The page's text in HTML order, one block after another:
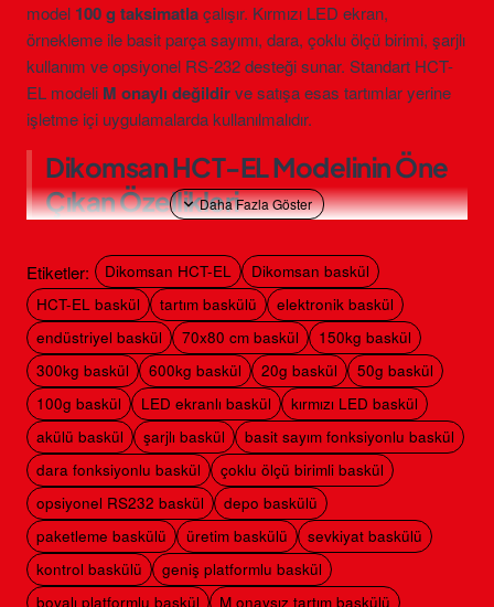
model 100 g taksimatlaçalışır. Kırmızı LED ekran,
örnekleme ile basit parça sayımı, dara, çoklu ölçü birimi, şarjlı
kullanım ve opsiyonel RS-232 desteği sunar. Standart HCT-
EL modeli M onaylı değildirve satışa esas tartımlar yerine
işletme içi uygulamalarda kullanılmalıdır.
Dikomsan HCT-EL Modelinin Öne
Çıkan Özellikleri
70 × 80 cm elektrostatik fırın boyalı platform
7 haneli ve 28 mm rakam yüksekliğine sahip kırmızı LED ekran
Tartım, sıfırlama, dara ve örnekleme ile basit sayım
kg, g, lb, oz ve ozt ölçü birimleri
6 V 4 Ah şarjlı akü ve opsiyonel RS-232 bağlantısı
Teknik Özellikler: Dikomsan HCT-
EL 70×80 cm Tartım Baskülü
Kapasite ve Taksimat Seçenekleri
Model Kapasite Taksimat Platform
Etiketler: Dikomsan HCT-EL
Dikomsan baskül
HCT-EL baskül
tartım baskülü
elektronik baskül
endüstriyel baskül
70x80 cm baskül
150kg baskül
300kg baskül
600kg baskül 20g baskül
50g baskül
100g baskül
LED ekranlı baskül
kırmızı LED baskül
akülü baskül
şarjlı baskül
basit sayım fonksiyonlu baskül
dara fonksiyonlu baskül
çoklu ölçü birimli baskül
opsiyonel RS232 baskül
depo baskülü
paketleme baskülü
üretim baskülü
sevkiyat baskülü
kontrol baskülü
geniş platformlu baskül
boyalı platformlu baskül
M onaysız tartım baskülü